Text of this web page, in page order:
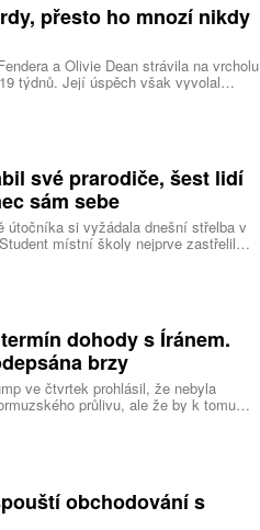
přesto ho mnozí nikdy
a Olivie Dean strávila na vrcholu
týdnů. Její úspěch však vyvolal
že píseň nikdy neslyšela. Hudební
skupin, které poslouchají úplně jiné
své prarodiče, šest lidí
sám sebe
útočníka si vyžádala dnešní střelba v
místní školy nejprve zastřelil
a pak se vydal do školy, kde zabil
zranil a nakonec spáchal
dohody s Íránem.
brzy
ve čtvrtek prohlásil, že nebyla
průlivu, ale že by k tomu
dohody o tranzitu v úžině
představovat problém.
obchodování s